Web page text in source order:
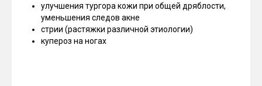
улучшения тургора кожи при общей дряблости,
уменьшения следов акне
стрии (растяжки различной этиологии)
купероз на ногах